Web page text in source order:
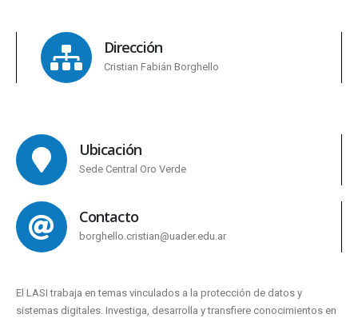
Dirección
Cristian Fabián Borghello
Ubicación
Sede Central Oro Verde
Contacto
borghello.cristian@uader.edu.ar
El LASI trabaja en temas vinculados a la protección de datos y
sistemas digitales. Investiga, desarrolla y transfiere conocimientos en